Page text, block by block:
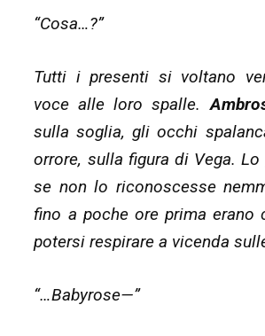
“Cosa…?”
Tutti i presenti si voltano
voce alle loro spalle.
sulla soglia, gli occhi
orrore, sulla figura di Vega.
se non lo riconoscesse
fino a poche ore prima erano
potersi respirare a vicenda
“…Babyrose—”